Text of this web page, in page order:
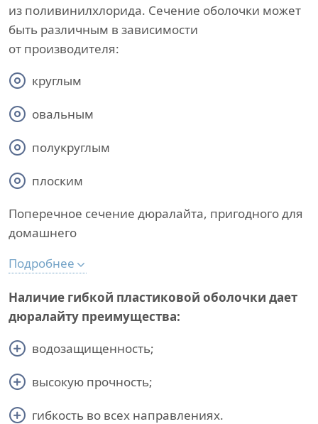
из поливинилхлорида. Сечение оболочки может
быть различным в зависимости
от производителя:
круглым
овальным
полукруглым
плоским
Поперечное сечение дюралайта, пригодного для
домашнего
Подробнее
Наличие гибкой пластиковой оболочки дает
дюралайту преимущества:
водозащищенность;
высокую прочность;
гибкость во всех направлениях.